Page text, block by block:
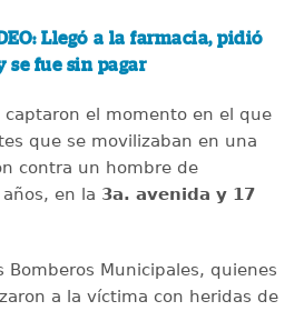
Llegó a la farmacia, pidió
se fue sin pagar
captaron el momento en el que
que se movilizaban en una
contra un hombre de
en la 3a. avenida y 17
Bomberos Municipales, quienes
a la víctima con heridas de